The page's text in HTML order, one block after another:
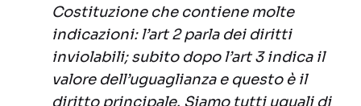
Costituzione che contiene molte
indicazioni: l’art 2 parla dei diritti
inviolabili; subito dopo l’art 3 indica il
valore dell’uguaglianza e questo è il
diritto principale. Siamo tutti uguali di